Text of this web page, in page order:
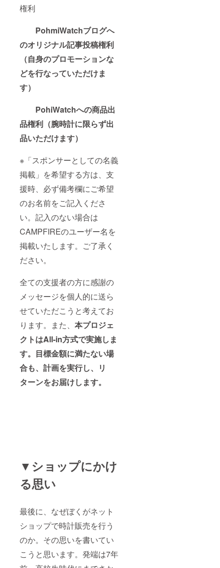
権利
PohmiWatchブログへ
のオリジナル記事投稿権利
（自身のプロモーションな
どを行なっていただけま
す）
PohiWatchへの商品出
品権利（腕時計に限らず出
品いただけます）
※「スポンサーとしての名義
掲載」を希望する方は、支
援時、必ず備考欄にご希望
のお名前をご記入くださ
い。記入のない場合は
CAMPFIREのユーザー名を
掲載いたします。ご了承く
ださい。
全ての支援者の方に感謝の
メッセージを個人的に送ら
せていただこうと考えてお
ります。また、 本プロジェ
クトはAll-in方式で実施しま
す。目標金額に満たない場
合も、計画を実行し、リ
ターンをお届けします。
▼ショップにかけ
る思い
最後に、なぜぼくがネット
ショップで時計販売を行う
のか。その思いを書いてい
こうと思います。発端は7年